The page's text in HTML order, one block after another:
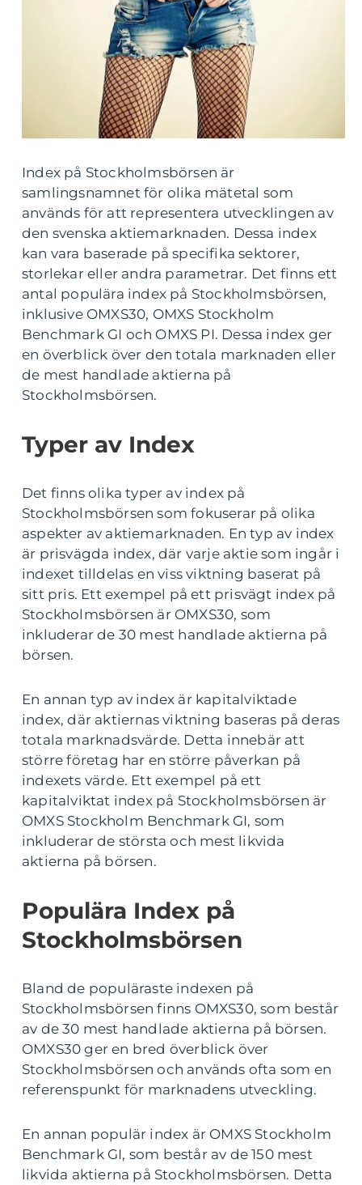
Index på Stockholmsbörsen är
samlingsnamnet för olika mätetal som
används för att representera utvecklingen av
den svenska aktiemarknaden. Dessa index
kan vara baserade på specifika sektorer,
storlekar eller andra parametrar. Det finns ett
antal populära index på Stockholmsbörsen,
inklusive OMXS30, OMXS Stockholm
Benchmark GI och OMXS PI. Dessa index ger
en överblick över den totala marknaden eller
de mest handlade aktierna på
Stockholmsbörsen.
Typer av Index
Det finns olika typer av index på
Stockholmsbörsen som fokuserar på olika
aspekter av aktiemarknaden. En typ av index
är prisvägda index, där varje aktie som ingår i
indexet tilldelas en viss viktning baserat på
sitt pris. Ett exempel på ett prisvägt index på
Stockholmsbörsen är OMXS30, som
inkluderar de 30 mest handlade aktierna på
börsen.
En annan typ av index är kapitalviktade
index, där aktiernas viktning baseras på deras
totala marknadsvärde. Detta innebär att
större företag har en större påverkan på
indexets värde. Ett exempel på ett
kapitalviktat index på Stockholmsbörsen är
OMXS Stockholm Benchmark GI, som
inkluderar de största och mest likvida
aktierna på börsen.
Populära Index på
Stockholmsbörsen
Bland de populäraste indexen på
Stockholmsbörsen finns OMXS30, som består
av de 30 mest handlade aktierna på börsen.
OMXS30 ger en bred överblick över
Stockholmsbörsen och används ofta som en
referenspunkt för marknadens utveckling.
En annan populär index är OMXS Stockholm
Benchmark GI, som består av de 150 mest
likvida aktierna på Stockholmsbörsen. Detta